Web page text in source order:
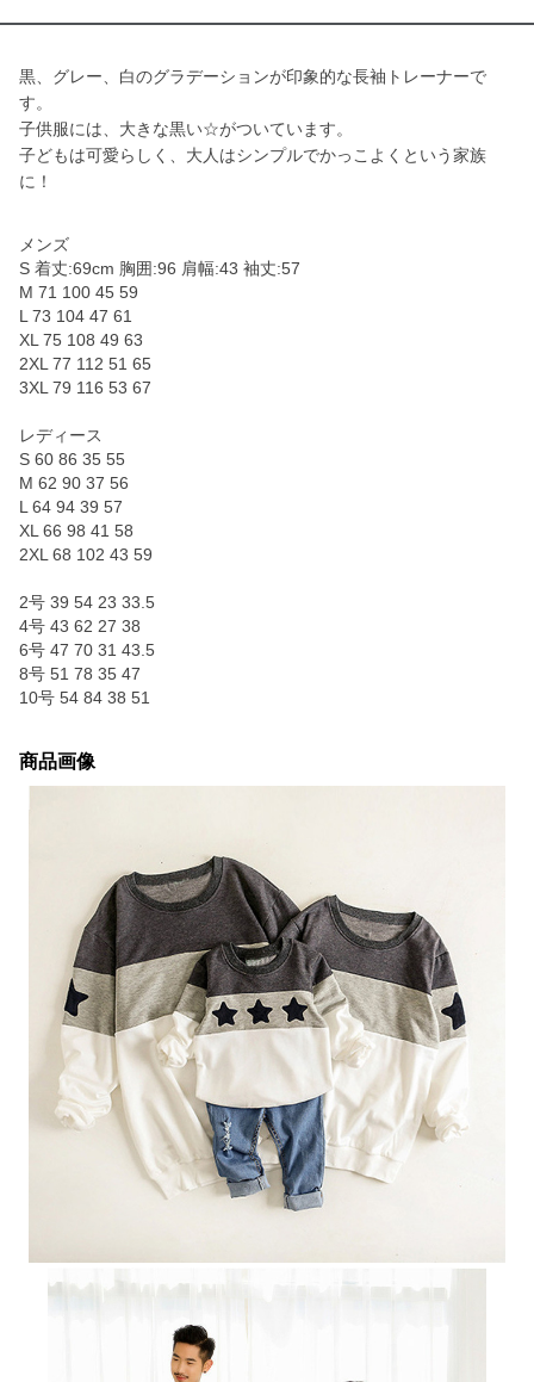
黒、グレー、白のグラデーションが印象的な長袖トレーナーで
す。
子供服には、大きな黒い☆がついています。
子どもは可愛らしく、大人はシンプルでかっこよくという家族
に！
メンズ
S 着丈:69cm 胸囲:96 肩幅:43 袖丈:57
M 71 100 45 59
L 73 104 47 61
XL 75 108 49 63
2XL 77 112 51 65
3XL 79 116 53 67
レディース
S 60 86 35 55
M 62 90 37 56
L 64 94 39 57
XL 66 98 41 58
2XL 68 102 43 59
2号 39 54 23 33.5
4号 43 62 27 38
6号 47 70 31 43.5
8号 51 78 35 47
10号 54 84 38 51
商品画像